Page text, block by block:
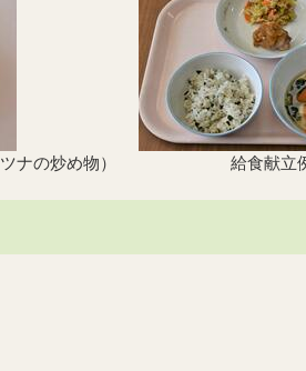
ナの炒め物） 給食献立